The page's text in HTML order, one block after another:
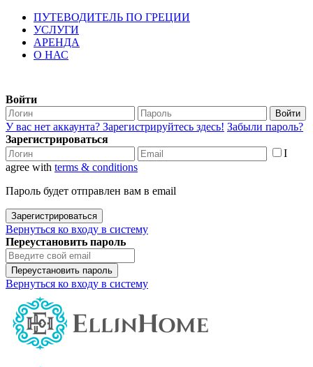
ПУТЕВОДИТЕЛЬ ПО ГРЕЦИИ
УСЛУГИ
АРЕНДА
О НАС
Войти
Войти
У вас нет аккаунта? Зарегистрируйтесь здесь! Забыли пароль?
Зарегистрироваться
I
agree with terms & conditions
Пароль будет отправлен вам в email
Зарегистрироваться
Вернуться ко входу в систему
Переустановить пароль
Переустановить пароль
Вернуться ко входу в систему